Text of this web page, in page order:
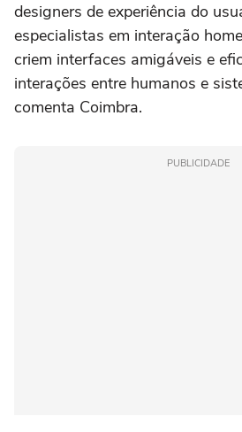
designers de experiência do
especialistas em interação
criem interfaces amigáveis e
interações entre humanos e
comenta Coimbra.
PUBLICIDADE